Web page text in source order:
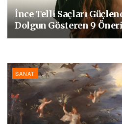
İnce Telli Saçları
Dolgun Gösteren 9 Öneri
SANAT